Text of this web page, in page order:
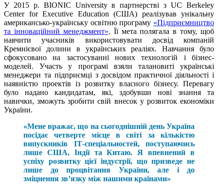
У 2015 р. BIONIC University в партнерстві з UC Berkeley
Center for Executive Education (США) реалізував унікальну
американсько-українську освітню програму «Підприємництво
та інноваційний менеджмент». Її мета полягала в тому, щоб
навчити учасників використовувати досвід компаній
Кремнієвої долини в українських реаліях. Навчання було
сфокусовано на застосуванні нових технологій і бізнес-
моделей. Участь у програмі взяли талановиті українські
менеджери та підприємці з досвідом практичної діяльності і
наявністю проектів із розвитку власного бізнесу. Перевагу
було надано кандидатам, які, здобувши нові знання та
навички, зможуть зробити свій внесок у розвиток економіки
України.
«Мене вражає, що на сьогоднішній день Україна
посідає четверте місце в світі за кількістю
випускників ІТ-спеціальностей, поступаючись
лише США, Індії та Китаю. Я впевнений в
успіху розвитку цієї індустрії, що призведе не
лише до процвітання України, але і до
зміцнення зв’язку між нашими країнами»